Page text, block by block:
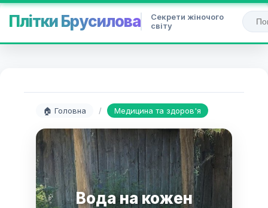
Плітки Брусилова
Секрети жіночого
світу
🏠 Головна / Медицина та здоров'я
Вода на кожен